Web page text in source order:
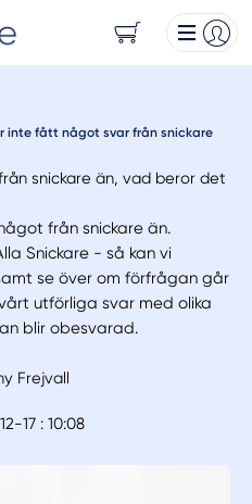
inte fått något svar från snickare
snickare än, vad beror det
från snickare än.
Snickare - så kan vi
se över om förfrågan går
utförliga svar med olika
blir obesvarad.
Frejvall
17 : 10:08